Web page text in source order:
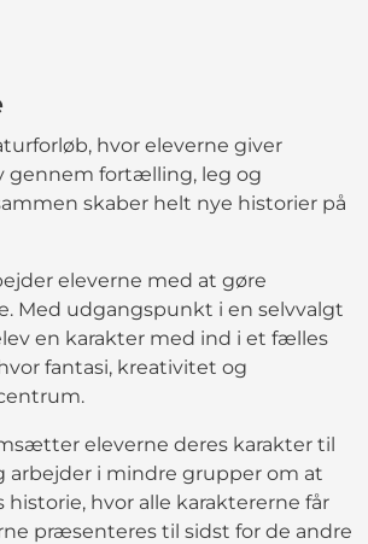
hvor eleverne giver
gennem fortælling, leg og
skaber helt nye historier på
eleverne med at gøre
Med udgangspunkt i en selvvalgt
en karakter med ind i et fælles
fantasi, kreativitet og
eleverne deres karakter til
arbejder i mindre grupper om at
hvor alle karaktererne får
præsenteres til sidst for de andre